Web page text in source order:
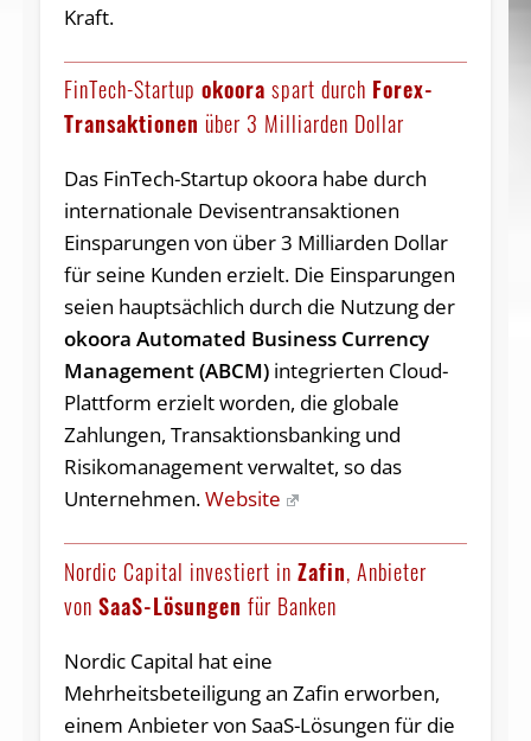
Kraft.
FinTech-Startup okoora spart durch Forex-
Transaktionen über 3 Milliarden Dollar
Das FinTech-Startup okoora habe durch
internationale Devisentransaktionen
Einsparungen von über 3 Milliarden Dollar
für seine Kunden erzielt. Die Einsparungen
seien hauptsächlich durch die Nutzung der
okoora Automated Business Currency
Management (ABCM)integrierten Cloud-
Plattform erzielt worden, die globale
Zahlungen, Transaktionsbanking und
Risikomanagement verwaltet, so das
Unternehmen.Website
Nordic Capital investiert in Zafin, Anbieter
von SaaS-Lösungen für Banken
Nordic Capital hat eine
Mehrheitsbeteiligung an Zafin erworben,
einem Anbieter von SaaS-Lösungen für die